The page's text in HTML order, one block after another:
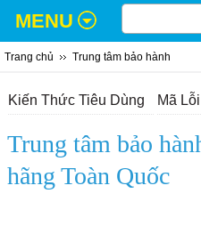
MENU
Trang chủ Trung tâm bảo hành
Kiến Thức Tiêu Dùng Mã
Trung tâm bảo
hãng Toàn Quốc